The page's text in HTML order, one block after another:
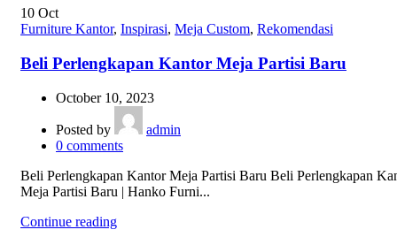
10 Oct
Furniture Kantor, Inspirasi, Meja Custom, Rekomendasi
Beli Perlengkapan Kantor Meja Partisi Baru
October 10, 2023
Posted by
admin
0 comments
Beli Perlengkapan Kantor Meja Partisi Baru Beli Perlengkapan
Meja Partisi Baru | Hanko Furni...
Continue reading